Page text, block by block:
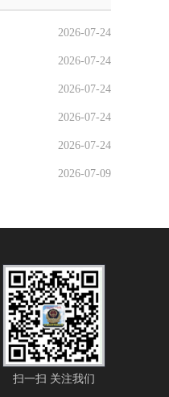
2026-07-24
2026-07-24
2026-07-24
2026-07-24
2026-07-24
2026-07-09
扫一扫 关注我们